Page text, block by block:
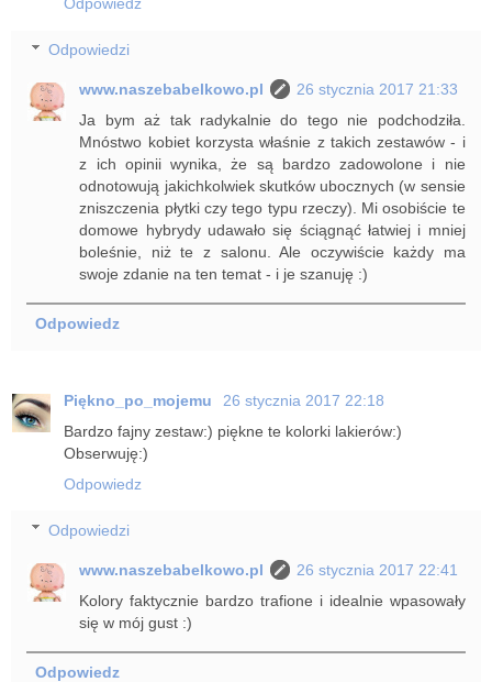
Odpowiedz
Odpowiedzi
www.naszebabelkowo.pl
26 stycznia 2017 21:33
Ja bym aż tak radykalnie do tego nie podchodziła.
Mnóstwo kobiet korzysta właśnie z takich zestawów - i
z ich opinii wynika, że są bardzo zadowolone i nie
odnotowują jakichkolwiek skutków ubocznych (w sensie
zniszczenia płytki czy tego typu rzeczy). Mi osobiście te
domowe hybrydy udawało się ściągnąć łatwiej i mniej
boleśnie, niż te z salonu. Ale oczywiście każdy ma
swoje zdanie na ten temat - i je szanuję :)
Odpowiedz
Piękno_po_mojemu
26 stycznia 2017 22:18
Bardzo fajny zestaw:) piękne te kolorki lakierów:)
Obserwuję:)
Odpowiedz
Odpowiedzi
www.naszebabelkowo.pl
26 stycznia 2017 22:41
Kolory faktycznie bardzo trafione i idealnie wpasowały
się w mój gust :)
Odpowiedz